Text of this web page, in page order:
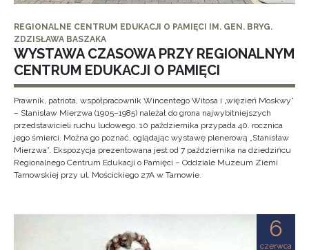
REGIONALNE CENTRUM EDUKACJI O PAMIĘCI IM. GEN. BRYG.
ZDZISŁAWA BASZAKA
WYSTAWA CZASOWA PRZY REGIONALNYM
CENTRUM EDUKACJI O PAMIĘCI
Prawnik, patriota, współpracownik Wincentego Witosa i „więzień Moskwy”
– Stanisław Mierzwa (1905–1985) należał do grona najwybitniejszych
przedstawicieli ruchu ludowego. 10 października przypada 40. rocznica
jego śmierci. Można go poznać, oglądając wystawę plenerową „Stanisław
Mierzwa”. Ekspozycja prezentowana jest od 7 października na dziedzińcu
Regionalnego Centrum Edukacji o Pamięci – Oddziale Muzeum Ziemi
Tarnowskiej przy ul. Mościckiego 27A w Tarnowie.
6
czerwca